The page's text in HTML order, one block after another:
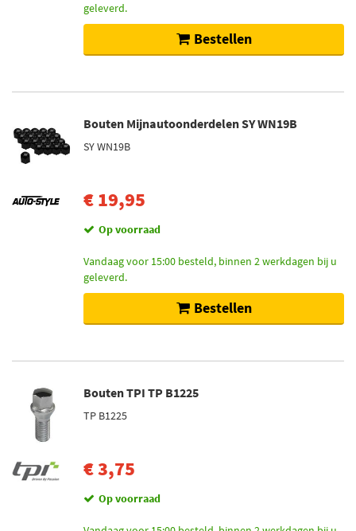
geleverd.
Bestellen
Bouten Mijnautoonderdelen SY WN19B
SY WN19B
€ 19,95
Op voorraad
Vandaag voor 15:00 besteld, binnen 2 werkdagen bij u
geleverd.
Bestellen
Bouten TPI TP B1225
TP B1225
€ 3,75
Op voorraad